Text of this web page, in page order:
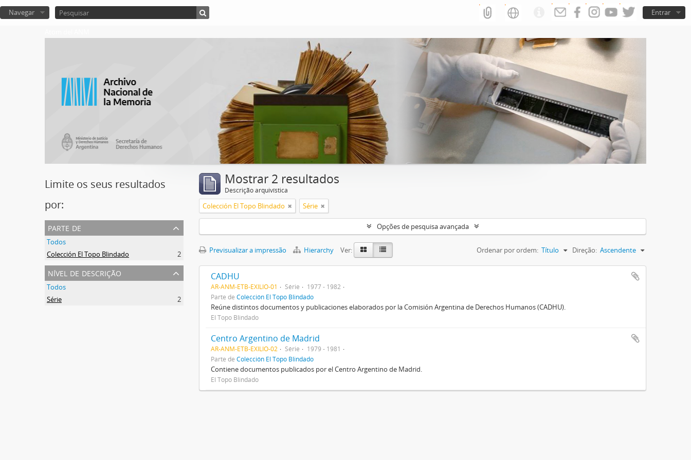
Entrar
Navegar
Limite os seus resultados
por:
parte de
Todos
Colección El Topo Blindado
2
nível de descrição
Todos
Série
2
Mostrar 2 resultados
Descrição arquivística
Colección El Topo Blindado Série
Opções de pesquisa avançada
Previsualizar a impressão Hierarchy Ver: Ordenar por ordem: Título Direção: Ascendente
CADHU
AR-ANM-ETB-EXILIO-01 Série
1977 - 1982
Parte de Colección El Topo Blindado
Reúne distintos documentos y publicaciones elaborados por la Comisión Argentina de Derechos Humanos (CADHU).
El Topo Blindado
Centro Argentino de Madrid
AR-ANM-ETB-EXILIO-02 Série
1979 - 1981
Parte de Colección El Topo Blindado
Contiene documentos publicados por el Centro Argentino de Madrid.
El Topo Blindado